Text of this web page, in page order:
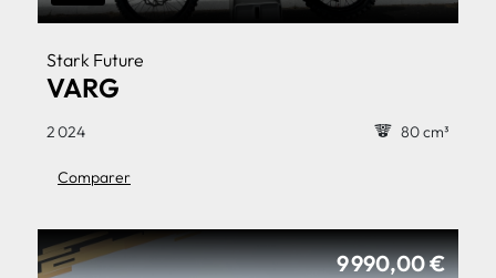
Stark Future
VARG
2 024 80 cm³
Comparer
9 990,00 €